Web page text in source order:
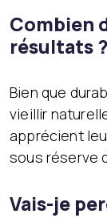
Combien
résultats ?
Bien que
vieillir
apprécient
sous réserve
Vais-je